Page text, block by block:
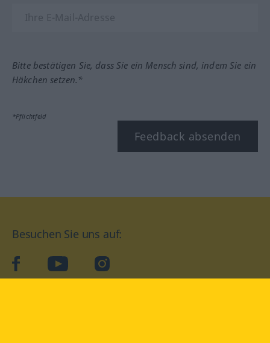
Bitte bestätigen Sie, dass Sie ein Mensch sind, indem Sie ein
Häkchen setzen.*
*Pflichtfeld
Feedback absenden
Besuchen Sie uns auf:
facebookYouTube Instagram